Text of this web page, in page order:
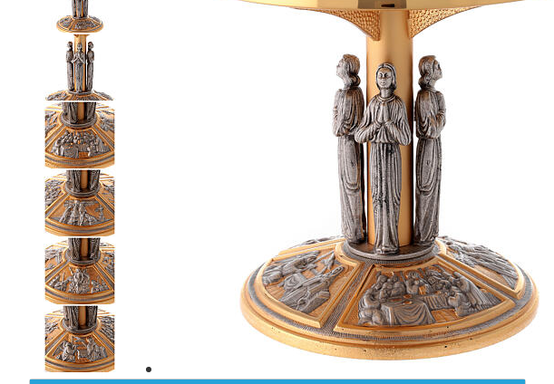
Previous
slide
Next
slide